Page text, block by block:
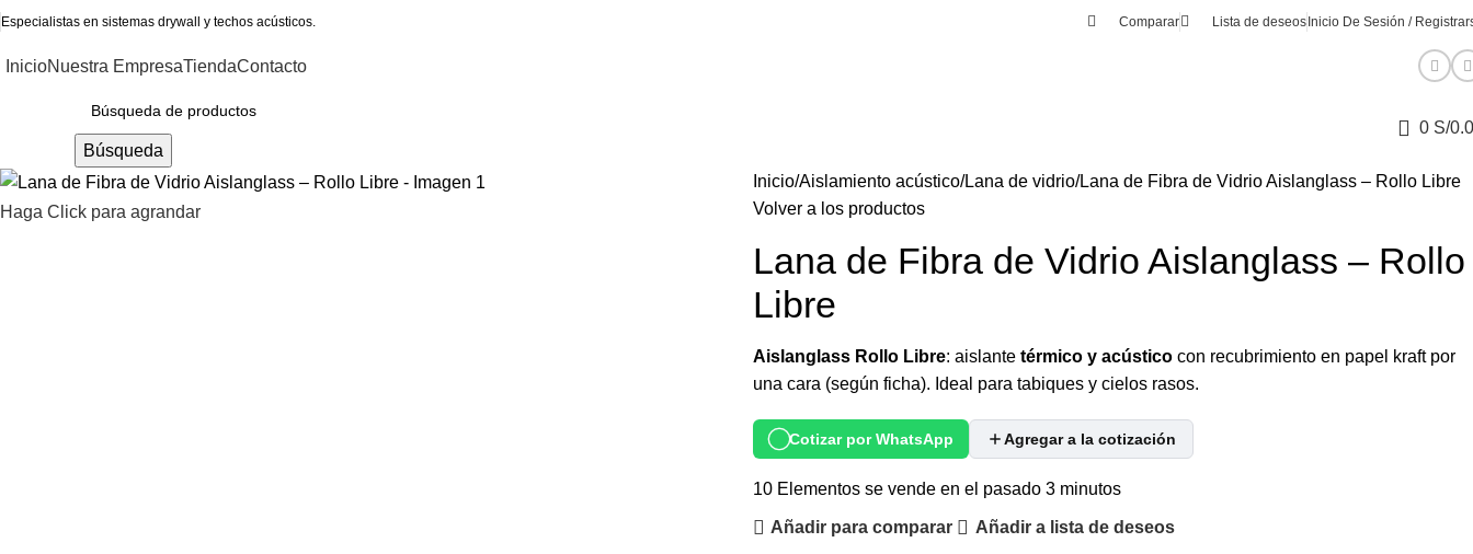
Especialistas en sistemas drywall y techos acústicos. Comparar Lista de deseos Inicio De Sesión /
InicioNuestra EmpresaTiendaContacto
Búsqueda
0 S/
Haga Click para agrandar
Inicio Aislamiento acústico Lana de vidrio Lana de Fibra de Vidrio Aislanglass – Rollo Libre
Volver a los productos
Lana de Fibra de Vidrio Aislanglass – Rollo
Libre
Aislanglass Rollo Libre: aislante térmico y acústico con recubrimiento en papel kraft por
una cara (según ficha). Ideal para tabiques y cielos rasos.
Cotizar por WhatsApp Agregar a la cotización
10 Elementos se vende en el pasado 3 minutos
Añadir para comparar Añadir a lista de deseos